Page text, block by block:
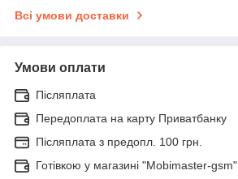
Всі умови доставки
Умови оплати
Післяплата
Передоплата на карту Приватбанку
Післяплата з предопл. 100 грн.
Готівкою у магазині "Mobimaster-gsm"